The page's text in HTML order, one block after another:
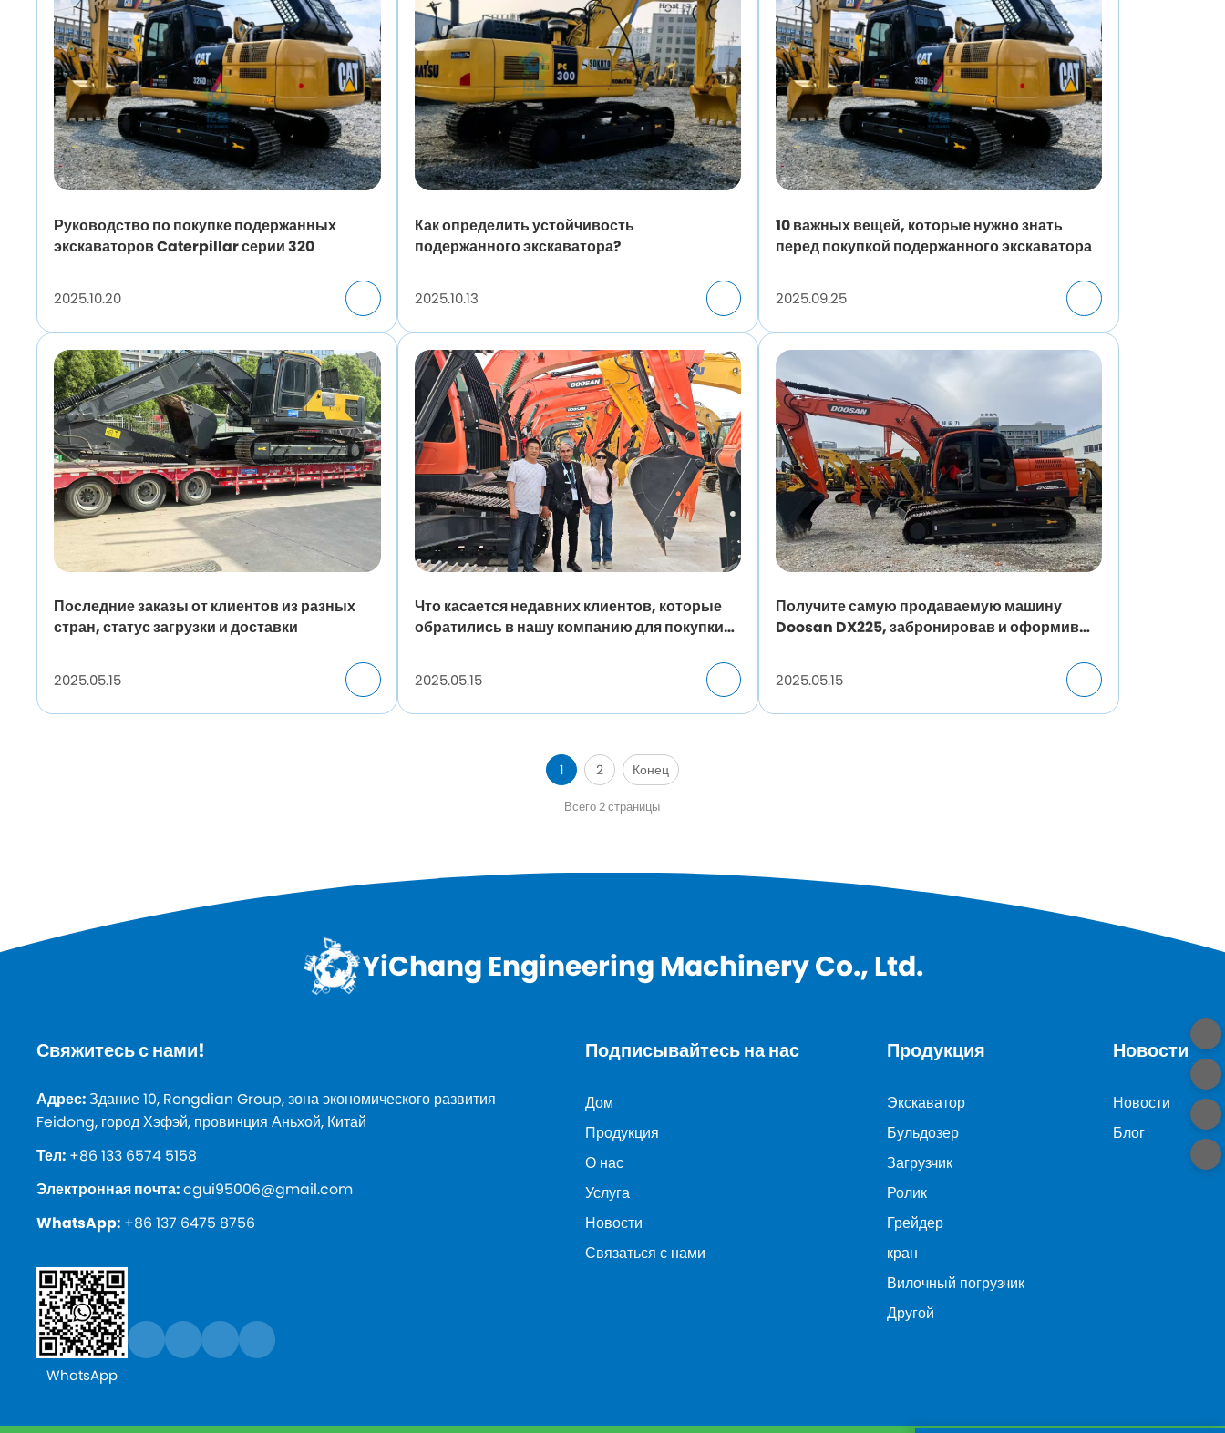
Руководство по покупке подержанных
экскаваторов Caterpillar серии 320
2025.10.20
Как определить устойчивость
подержанного экскаватора?
2025.10.13
10 важных вещей, которые нужно знать
перед покупкой подержанного экскаватора
2025.09.25
Последние заказы от клиентов из разных
стран, статус загрузки и доставки
2025.05.15
Что касается недавних клиентов, которые
обратились в нашу компанию для покупки
сотрудничество.
2025.05.15
Получите самую продаваемую машину
Doosan DX225, забронировав и оформив
2025.05.15
1 2 Конец
Всего 2 страницы
YiChang Engineering Machinery Co., Ltd.
Свяжитесь с нами!
Адрес:Здание 10, Rongdian Group, зона экономического развития
Feidong, город Хэфэй, провинция Аньхой, Китай
Тел: +86 133 6574 5158
Электронная почта:cgui95006@gmail.com
WhatsApp: +86 137 6475 8756
WhatsApp
Подписывайтесь на нас
Дом
Продукция
О нас
Услуга
Новости
Связаться с нами
Продукция
Экскаватор
Бульдозер
Загрузчик
Ролик
Грейдер
кран
Вилочный погрузчик
Другой
Новости
Новости
Блог